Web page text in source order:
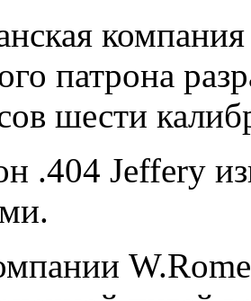
патрона
шести
.404 Jeffery